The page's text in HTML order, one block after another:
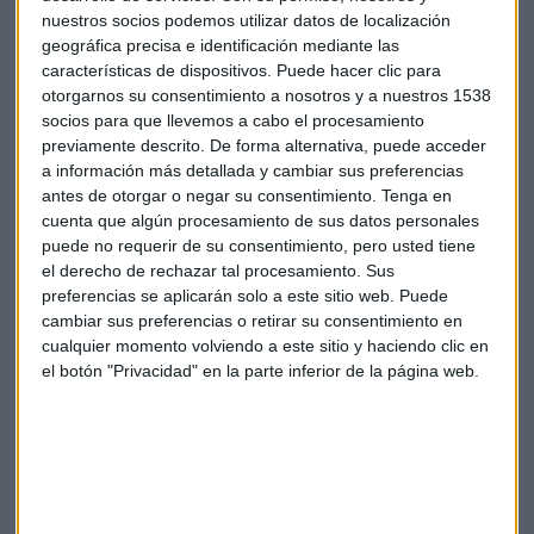
nuestros socios podemos utilizar datos de localización
geográfica precisa e identificación mediante las
características de dispositivos. Puede hacer clic para
otorgarnos su consentimiento a nosotros y a nuestros 1538
socios para que llevemos a cabo el procesamiento
previamente descrito. De forma alternativa, puede acceder
a información más detallada y cambiar sus preferencias
antes de otorgar o negar su consentimiento. Tenga en
cuenta que algún procesamiento de sus datos personales
puede no requerir de su consentimiento, pero usted tiene
el derecho de rechazar tal procesamiento. Sus
preferencias se aplicarán solo a este sitio web. Puede
cambiar sus preferencias o retirar su consentimiento en
cualquier momento volviendo a este sitio y haciendo clic en
el botón "Privacidad" en la parte inferior de la página web.
Diego Rojo, director de Muebles Rojo, destaca que "el
gran reto que tenemos cada día es que somos tiendas que
llevamos muchísimos años escuchando a las personas y que
cada día nos reinventamos, sorprendiendo con tendencias y
tecnología".
Para estos comercios de proximidad, la personalización se
ha convertido en su principal valor añadido.Noelia
Serrano, directora de Operaciones de Muebles
Montanaro, afirma que lo que más piden los clientes es "no
adaptarse a un mueble hecho, sino que nos adaptemos
nosotros al tamaño de sus hogares y a sus estancias, para